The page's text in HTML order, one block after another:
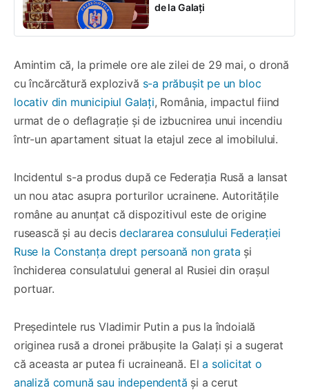
de la Galați
Amintim că, la primele ore ale zilei de 29 mai, o dronă
cu încărcătură explozivă s-a prăbușit pe un bloc
locativ din municipiul Galați, România, impactul fiind
urmat de o deflagrație și de izbucnirea unui incendiu
într-un apartament situat la etajul zece al imobilului.
Incidentul s-a produs după ce Federația Rusă a lansat
un nou atac asupra porturilor ucrainene. Autoritățile
române au anunțat că dispozitivul este de origine
rusească și au decisdeclararea consulului Federației
Ruse la Constanța drept persoană non grata și
închiderea consulatului general al Rusiei din orașul
portuar.
Președintele rus Vladimir Putin a pus la îndoială
originea rusă a dronei prăbușite la Galați și a sugerat
că aceasta ar putea fi ucraineană. Ela solicitat o
analiză comună sau independentă și a cerut